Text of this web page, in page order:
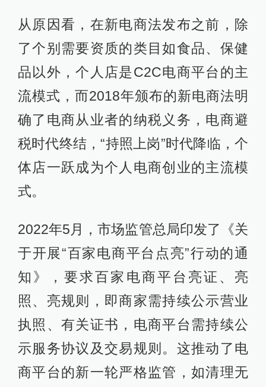
从原因看，在新电商法发布之前，除
了个别需要资质的类目如食品、保健
品以外，个人店是C2C电商平台的主
流模式，而2018年颁布的新电商法明
确了电商从业者的纳税义务，电商避
税时代终结，“持照上岗”时代降临，个
体店一跃成为个人电商创业的主流模
式。
2022年5月，市场监管总局印发了《关
于开展“百家电商平台点亮”行动的通
知》，要求百家电商平台亮证、亮
照、亮规则，即商家需持续公示营业
执照、有关证书，电商平台需持续公
示服务协议及交易规则。这推动了电
商平台的新一轮严格监管，如清理无